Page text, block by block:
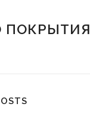
ПОКРЫТИЯ